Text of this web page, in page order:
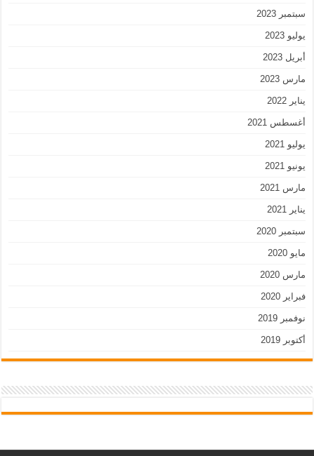
سبتمبر 2023
يوليو 2023
أبريل 2023
مارس 2023
يناير 2022
أغسطس 2021
يوليو 2021
يونيو 2021
مارس 2021
يناير 2021
سبتمبر 2020
مايو 2020
مارس 2020
فبراير 2020
نوفمبر 2019
أكتوبر 2019